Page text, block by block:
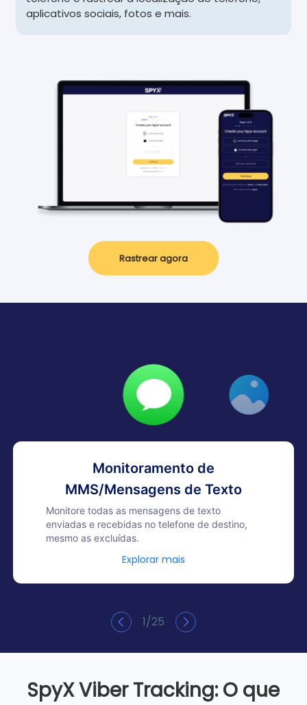
aplicativos sociais, fotos e mais.
Rastrear agora
Monitoramento de
MMS/Mensagens de Texto
Monitore todas as mensagens de texto
enviadas e recebidas no telefone de destino,
mesmo as excluídas.
Explorar mais
1/25
SpyX Viber Tracking: O que